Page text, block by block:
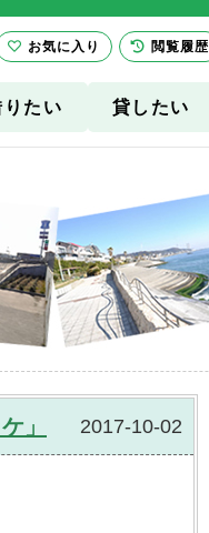
りたい 貸したい
」 2017-10-02
お気に入り 閲覧履歴